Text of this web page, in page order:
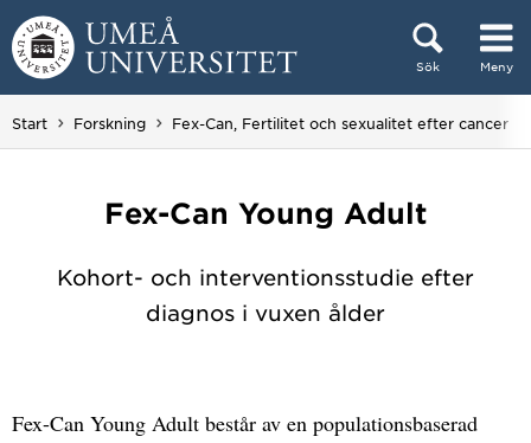
Hoppa direkt till innehållet
Sök Meny
Huvudmenyn dold.
Start Forskning Fex-Can, Fertilitet och sexualitet efter cancer
Fex-Can Young Adult
Kohort- och interventionsstudie efter
diagnos i vuxen ålder
Fex-Can Young Adult består av en populationsbaserad